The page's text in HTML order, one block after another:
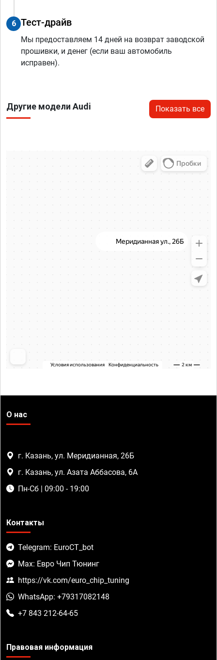
6 Тест-драйв
Мы предоставляем 14 дней на возврат заводской
прошивки, и денег (если ваш автомобиль
исправен).
Другие модели Audi Показать все
О нас
г. Казань, ул. Меридианная, 26Б
г. Казань, ул. Азата Аббасова, 6А
Пн-Сб | 09:00 - 19:00
Контакты
Telegram: EuroCT_bot
Max: Евро Чип Тюнинг
https://vk.com/euro_chip_tuning
WhatsApp: +79317082148
+7 843 212-64-65
Правовая информация